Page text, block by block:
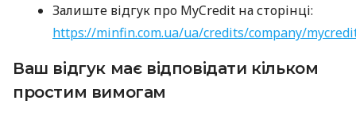
Залиште відгук про MyCredit на сторінці:
https://minfin.com.ua/ua/credits/company/
Ваш відгук має відповідати кільком
простим вимогам